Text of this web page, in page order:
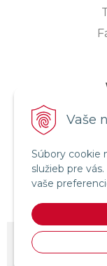
Vaše
Súbory cookie
služieb pre
vaše
© 2026 KOH-I-NOOR